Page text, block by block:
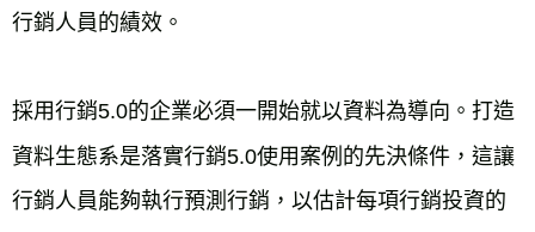
行銷人員的績效。
採用行銷5.0的企業必須一開始就以資料為導向。打造
資料生態系是落實行銷5.0使用案例的先決條件，這讓
行銷人員能夠執行預測行銷，以估計每項行銷投資的